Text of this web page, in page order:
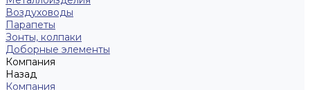
Воздуховоды
Парапеты
Зонты, колпаки
Доборные элементы
Компания
Назад
Компания